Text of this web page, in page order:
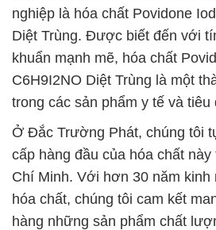
nghiệp là hóa chất Povidone
Diệt Trùng. Được biết đến với
khuẩn mạnh mẽ, hóa chất
C6H9I2NO Diệt Trùng là một
trong các sản phẩm y tế và tiêu
Ở Đắc Trường Phát, chúng tôi
cấp hàng đầu của hóa chất
Chí Minh. Với hơn 30 năm kinh
hóa chất, chúng tôi cam kết
hàng những sản phẩm chất